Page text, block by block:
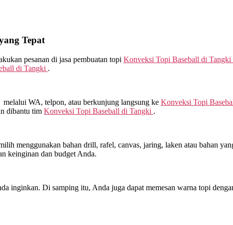
Tepat
pesanan di jasa pembuatan topi Konveksi Topi Baseball di Tangki
di Tangki .
melalui WA, telpon, atau berkunjung langsung ke Konveksi Topi
dibantu tim Konveksi Topi Baseball di Tangki .
menggunakan bahan drill, rafel, canvas, jaring, laken atau bahan
keinginan dan budget Anda.
inginkan. Di samping itu, Anda juga dapat memesan warna topi